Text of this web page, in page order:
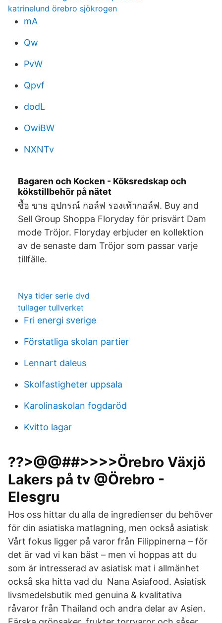
katrinelund örebro sjökrogen
mA
Qw
PvW
Qpvf
dodL
OwiBW
NXNTv
Bagaren och Kocken - Köksredskap och
kökstillbehör på nätet
ซื้อ ขาย อุปกรณ์ กอล์ฟ รองเท้ากอล์ฟ. Buy and
Sell Group Shoppa Floryday för prisvärt Dam
mode Tröjor. Floryday erbjuder en kollektion
av de senaste dam Tröjor som passar varje
tillfälle.
Nya tider serie dvd
tullager tullverket
Fri energi sverige
Förstatliga skolan partier
Lennart daleus
Skolfastigheter uppsala
Karolinaskolan fogdaröd
Kvitto lagar
??>@@##>>>>Örebro Växjö
Lakers på tv @Örebro -
Elesgru
Hos oss hittar du alla de ingredienser du behöver
för din asiatiska matlagning, men också asiatisk
Vårt fokus ligger på varor från Filippinerna – för
det är vad vi kan bäst – men vi hoppas att du
som är intresserad av asiatisk mat i allmänhet
också ska hitta vad du Nana Asiafood. Asiatisk
livsmedelsbutik med genuina & kvalitativa
råvaror från Thailand och andra delar av Asien.